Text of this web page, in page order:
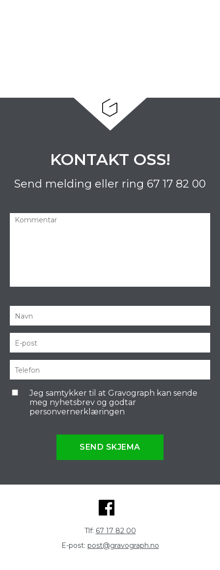
KONTAKT OSS!
Send melding eller ring 67 17 82 00
Jeg samtykker til at Gravograph kan sende
meg nyhetsbrev og godtar
personvernerklæringen
SEND SKJEMA
Tlf: 67 17 82 00
E-post: post@gravograph.no